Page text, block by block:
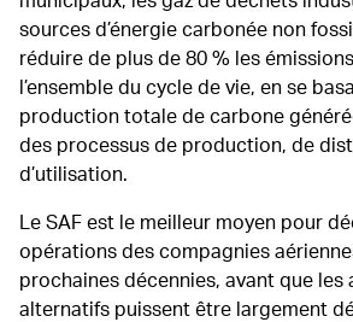
sources d’énergie carbonée non
réduire de plus de 80 % les
l’ensemble du cycle de vie, en se
production totale de carbone
des processus de production, de
d’utilisation.
Le SAF est le meilleur moyen pour
opérations des compagnies
prochaines décennies, avant que les
alternatifs puissent être largement